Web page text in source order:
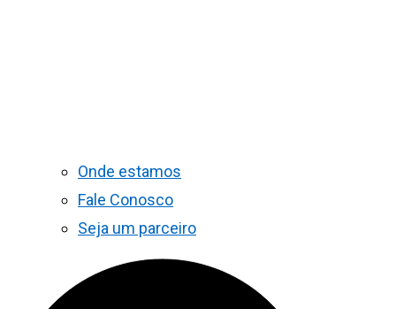
Onde estamos
Fale Conosco
Seja um parceiro